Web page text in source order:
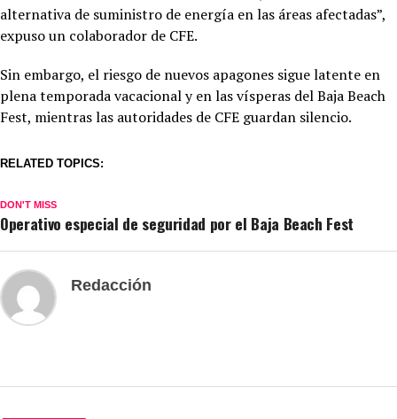
alternativa de suministro de energía en las áreas afectadas”,
expuso un colaborador de CFE.
Sin embargo, el riesgo de nuevos apagones sigue latente en
plena temporada vacacional y en las vísperas del Baja Beach
Fest, mientras las autoridades de CFE guardan silencio.
RELATED TOPICS:
DON'T MISS
Operativo especial de seguridad por el Baja Beach Fest
Redacción